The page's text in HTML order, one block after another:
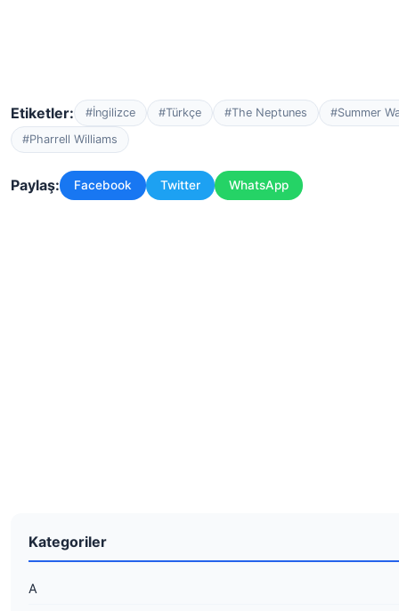
Etiketler: #İngilizce #Türkçe #The Neptunes
#Summer
#Pharrell Williams
Paylaş: Facebook Twitter WhatsApp
Kategoriler
A